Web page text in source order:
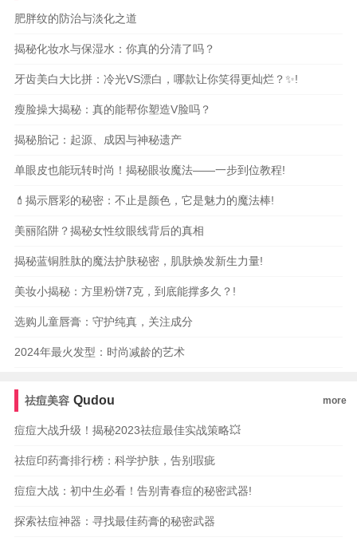
肥胖纹的防治与淡化之道
揭秘化妆水与保湿水：你真的分清了吗？
牙齿美白大比拼：冷光VS漂白，哪款让你笑得更灿烂？✨!
瘦脸操大揭秘：真的能帮你塑造V脸吗？
揭秘胎记：起源、成因与神秘遗产
单眼皮也能玩转时尚！揭秘眼妆魔法——一步到位教程!
💄揭示唇彩的秘密：不止是颜色，它是魅力的魔法棒!
美丽陷阱？揭秘女性纹眼线背后的真相
揭秘蓝铜胜肽的魔法护肤秘密，肌肤焕发新生力量!
美妆小揭秘：方里粉饼7克，到底能撑多久？!
选购儿童唇膏：守护纯真，关注成分
2024年最火发型：时尚减龄的艺术
祛痘美容 Qudou more
痘痘大战升级！揭秘2023祛痘最佳实战策略💥
祛痘印药膏排行榜：科学护肤，告别瑕疵
痘痘大战：初中生必看！告别青春痘的秘密武器!
探索祛痘神器：寻找最佳药膏的秘密武器